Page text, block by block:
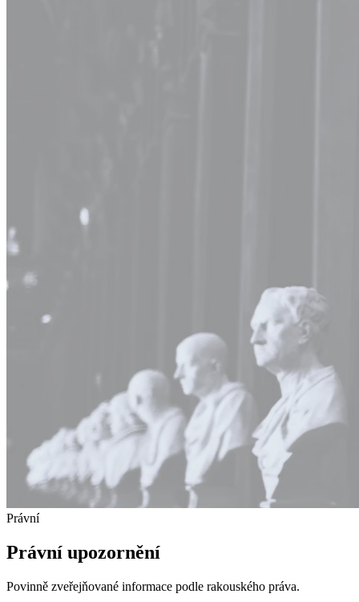
Právní
Právní upozornění
Povinně zveřejňované informace podle rakouského práva.